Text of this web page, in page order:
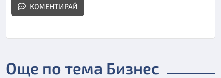
КОМЕНТИРАЙ
Още по тема Бизнес